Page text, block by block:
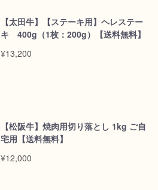
【太田牛】【ステーキ用】ヘレステー
キ 400g（1枚：200g）【送料無料】
¥13,200
【松阪牛】焼肉用切り落とし 1kg ご自
宅用【送料無料】
¥12,000